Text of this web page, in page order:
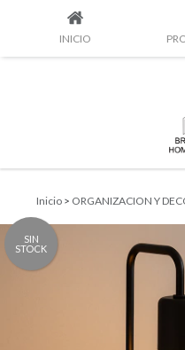
INICIO
Inicio > ORGANIZACION Y
SIN
STOCK